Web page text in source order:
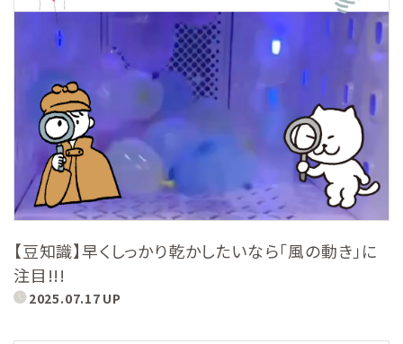
【豆知識】早くしっかり乾かしたいなら「風の動き」に
注目!!!
2025.07.17